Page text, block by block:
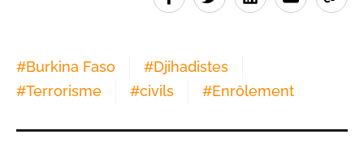
#Burkina Faso #Djihadistes
#Terrorisme #civils #Enrôlement